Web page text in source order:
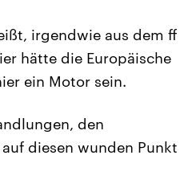
irgendwie aus dem ff
hätte die Europäische
ein Motor sein.
den
diesen wunden Punkt